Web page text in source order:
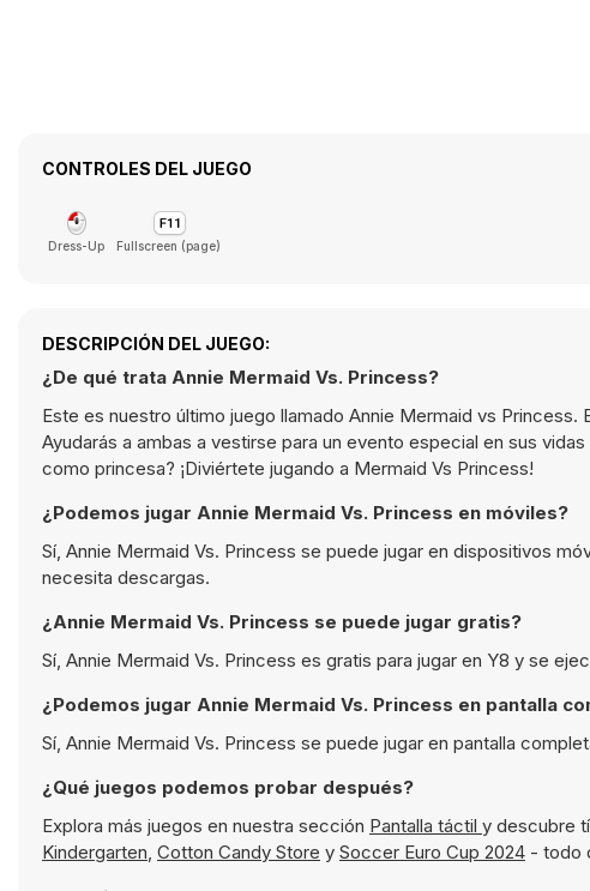
CONTROLES DEL JUEGO
Dress-Up Fullscreen (page)
DESCRIPCIÓN DEL JUEGO:
¿De qué trata Annie Mermaid Vs. Princess?
Este es nuestro último juego llamado Annie Mermaid vs
Ayudarás a ambas a vestirse para un evento especial en sus
como princesa? ¡Diviértete jugando a Mermaid Vs Princess!
¿Podemos jugar Annie Mermaid Vs. Princess en móviles?
Sí, Annie Mermaid Vs. Princess se puede jugar en dispositivos
necesita descargas.
¿Annie Mermaid Vs. Princess se puede jugar gratis?
Sí, Annie Mermaid Vs. Princess es gratis para jugar en Y8 y se
¿Podemos jugar Annie Mermaid Vs. Princess en pantalla
Sí, Annie Mermaid Vs. Princess se puede jugar en pantalla
¿Qué juegos podemos probar después?
Explora más juegos en nuestra sección Pantalla táctil y descubre
Kindergarten, Cotton Candy Store y Soccer Euro Cup 2024 - todo